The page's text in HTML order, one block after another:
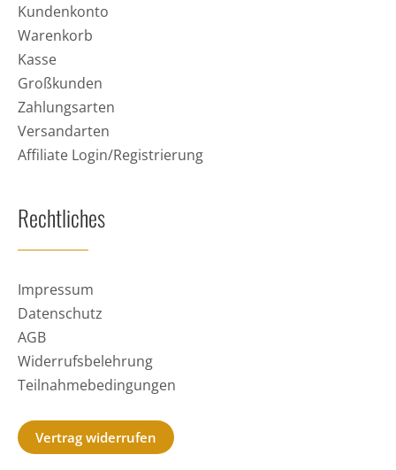
Kundenkonto
Warenkorb
Kasse
Großkunden
Zahlungsarten
Versandarten
Affiliate Login/Registrierung
Rechtliches
Impressum
Datenschutz
AGB
Widerrufsbelehrung
Teilnahmebedingungen
Vertrag widerrufen